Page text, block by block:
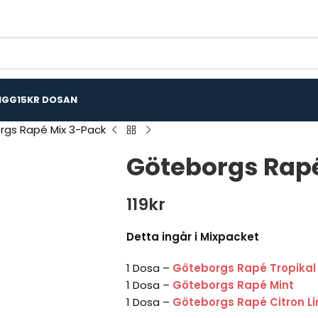
15KR DOSAN
Rapé Mix 3-Pack
Göteborgs
119kr
Detta ingår i Mixpacket
1 Dosa – Göteborgs Rapé Tropikal
1 Dosa – Göteborgs Rapé Mint
1 Dosa – Göteborgs Rapé Citron